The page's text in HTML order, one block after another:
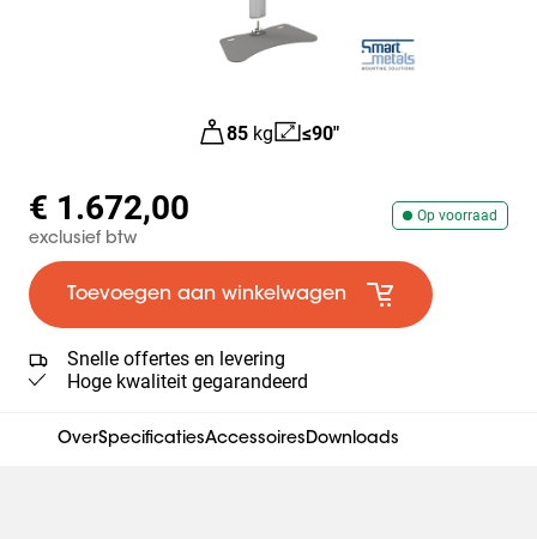
85 kg ≤90"
Op voorraad
€ 1.672,00
exclusief btw
Toevoegen aan winkelwagen
Snelle offertes en levering
Hoge kwaliteit gegarandeerd
OverSpecificatiesAccessoiresDownloads